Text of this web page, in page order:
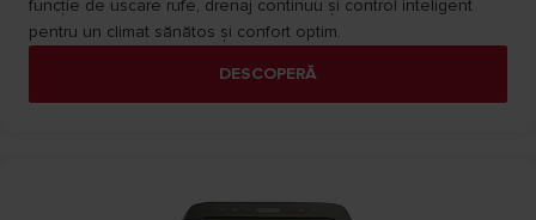
funcție de uscare rufe, drenaj continuu și control inteligent
pentru un climat sănătos și confort optim.
DESCOPERĂ